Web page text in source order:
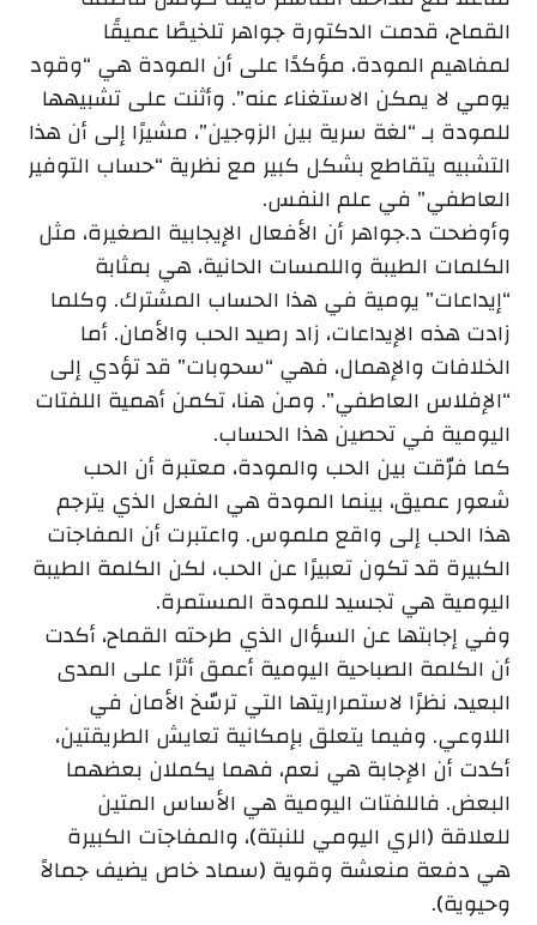
القماح، قدمت الدكتورة جواهر تلخيصًا عميقًا
لمفاهيم المودة، مؤكدًا على أن المودة هي “وقود
يومي لا يمكن الاستغناء عنه”. وأثنت على تشبيهها
للمودة بـ “لغة سرية بين الزوجين”، مشيرًا إلى أن هذا
التشبيه يتقاطع بشكل كبير مع نظرية “حساب التوفير
العاطفي” في علم النفس.
وأوضحت د.جواهر أن الأفعال الإيجابية الصغيرة، مثل
الكلمات الطيبة واللمسات الحانية، هي بمثابة
“إيداعات” يومية في هذا الحساب المشترك. وكلما
زادت هذه الإيداعات، زاد رصيد الحب والأمان. أما
الخلافات والإهمال، فهي “سحوبات” قد تؤدي إلى
“الإفلاس العاطفي”. ومن هنا، تكمن أهمية اللفتات
اليومية في تحصين هذا الحساب.
كما فرّقت بين الحب والمودة، معتبرة أن الحب
شعور عميق، بينما المودة هي الفعل الذي يترجم
هذا الحب إلى واقع ملموس. واعتبرت أن المفاجآت
الكبيرة قد تكون تعبيرًا عن الحب، لكن الكلمة الطيبة
اليومية هي تجسيد للمودة المستمرة.
وفي إجابتها عن السؤال الذي طرحته القماح، أكدت
أن الكلمة الصباحية اليومية أعمق أثرًا على المدى
البعيد، نظرًا لاستمراريتها التي ترسّخ الأمان في
اللاوعي. وفيما يتعلق بإمكانية تعايش الطريقتين،
أكدت أن الإجابة هي نعم، فهما يكملان بعضهما
البعض. فاللفتات اليومية هي الأساس المتين
للعلاقة (الري اليومي للنبتة)، والمفاجآت الكبيرة
هي دفعة منعشة وقوية (سماد خاص يضيف جمالاً
وحيوية).